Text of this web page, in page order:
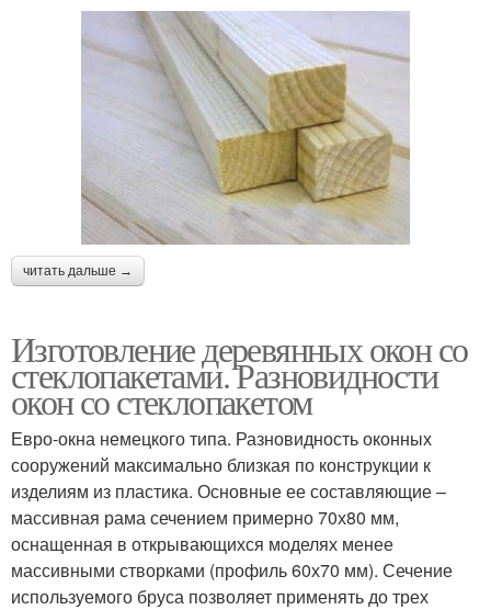
читать дальше →
Изготовление деревянных окон со
стеклопакетами. Разновидности
окон со стеклопакетом
Евро-окна немецкого типа. Разновидность оконных
сооружений максимально близкая по конструкции к
изделиям из пластика. Основные ее составляющие –
массивная рама сечением примерно 70х80 мм,
оснащенная в открывающихся моделях менее
массивными створками (профиль 60х70 мм). Сечение
используемого бруса позволяет применять до трех